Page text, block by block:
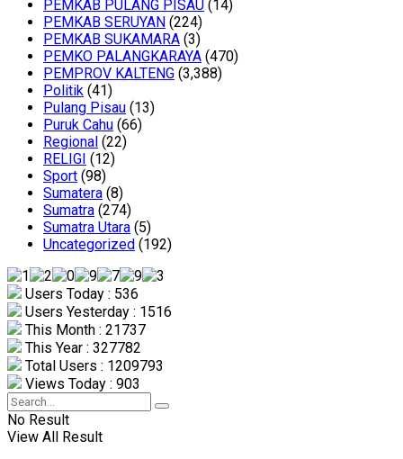
PEMKAB PULANG PISAU (14)
PEMKAB SERUYAN (224)
PEMKAB SUKAMARA (3)
PEMKO PALANGKARAYA (470)
PEMPROV KALTENG (3,388)
Politik (41)
Pulang Pisau (13)
Puruk Cahu (66)
Regional (22)
RELIGI (12)
Sport (98)
Sumatera (8)
Sumatra (274)
Sumatra Utara (5)
Uncategorized (192)
Users Today : 536
Users Yesterday : 1516
This Month : 21737
This Year : 327782
Total Users : 1209793
Views Today : 903
No Result
View All Result